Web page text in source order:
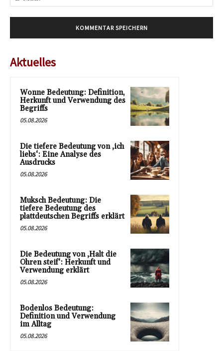
Aktuelles
Wonne Bedeutung: Definition,
Herkunft und Verwendung des
Begriffs
05.08.2026
Die tiefere Bedeutung von ‚ich
liebs‘: Eine Analyse des
Ausdrucks
05.08.2026
Muksch Bedeutung: Die
tiefere Bedeutung des
plattdeutschen Begriffs erklärt
05.08.2026
Die Bedeutung von ‚Halt die
Ohren steif‘: Herkunft und
Verwendung erklärt
05.08.2026
Bodenlos Bedeutung:
Definition und Verwendung
im Alltag
05.08.2026